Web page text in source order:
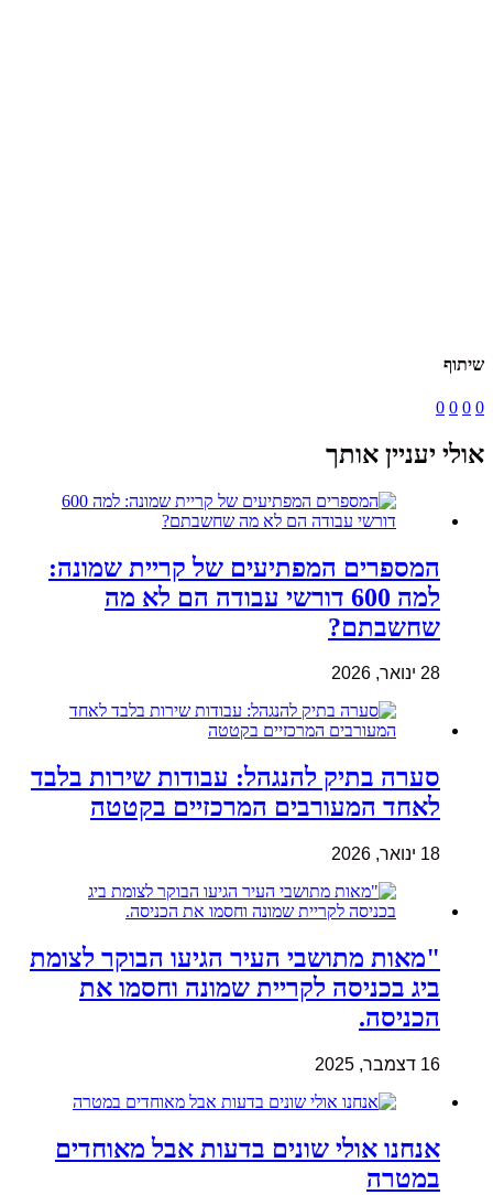
שיתוף
0
0
0
0
אולי יעניין אותך
המספרים המפתיעים של קריית שמונה:
למה 600 דורשי עבודה הם לא מה
שחשבתם?
28 ינואר, 2026
סערה בתיק להנגהל: עבודות שירות בלבד
לאחד המעורבים המרכזיים בקטטה
18 ינואר, 2026
"מאות מתושבי העיר הגיעו הבוקר לצומת
ביג בכניסה לקריית שמונה וחסמו את
הכניסה.
16 דצמבר, 2025
אנחנו אולי שונים בדעות אבל מאוחדים
במטרה